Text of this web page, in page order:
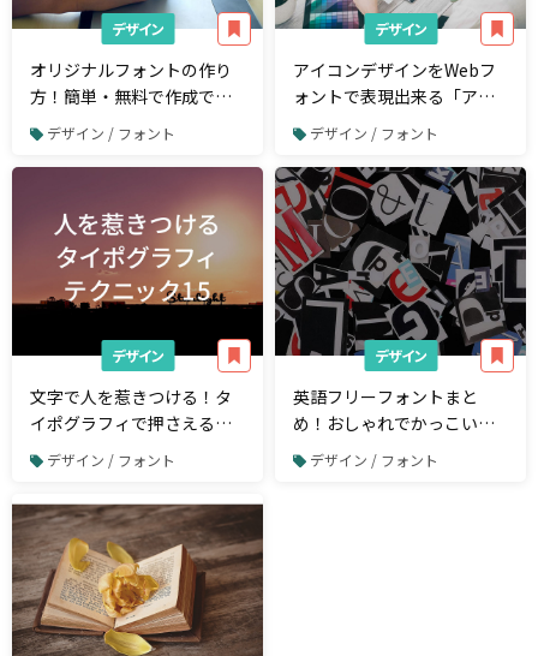
デザイン
オリジナルフォントの作り
方！簡単・無料で作成でき
るツール・サイトを紹介
デザイン / フォント
デザイン
アイコンデザインをWebフ
ォントで表現出来る「アイ
コンフォント」の基本知識
デザイン / フォント
デザイン
文字で人を惹きつける！タ
イポグラフィで押さえるべ
きポイント15選
デザイン / フォント
デザイン
英語フリーフォントまと
め！おしゃれでかっこいい
アルファベット77選
デザイン / フォント